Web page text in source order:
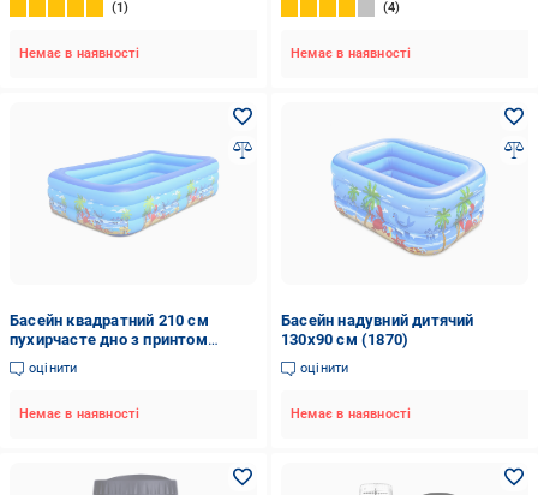
1
Немає в наявності
4
Немає в наявності
Басейн квадратний 210 см
пухирчасте дно з принтом
(1557)
оцінити
Немає в наявності
Басейн надувний дитячий
130x90 см (1870)
оцінити
Немає в наявності